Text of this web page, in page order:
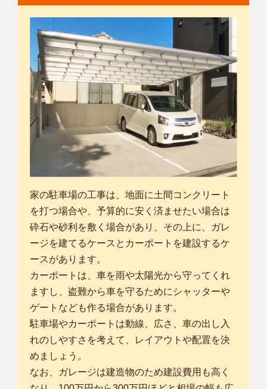
家の駐車場の工事は、地面に土間コンクリート
を打つ場合や、予算的に安く済ませたい場合は
砕石や砂利を敷く場合があり、その上に、ガレ
ージを建てるケースとカーポートを建設するケ
ースがあります。
カーポートは、車を雨や太陽光から守ってくれ
ますし、盗難から車を守るためにシャッターや
ゲートなども作る場合があります。
駐車場やカーポートは動線、広さ、車の出し入
れのしやすさを考えて、レイアウトや配置を決
めましょう。
なお、ガレージは建造物のため建設費用も高く